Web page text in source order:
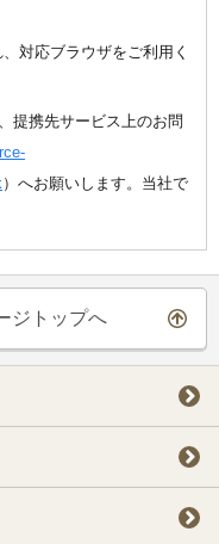
対応ブラウザをご利用く
提携先サービス上のお問
）へお願いします。当社で
ジトップへ